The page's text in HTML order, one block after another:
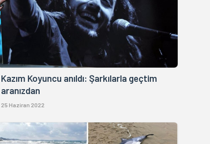
Kazım Koyuncu anıldı: Şarkılarla geçtim
aranızdan
25 Haziran 2022